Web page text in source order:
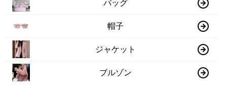
バッグ
帽子
ジャケット
ブルゾン